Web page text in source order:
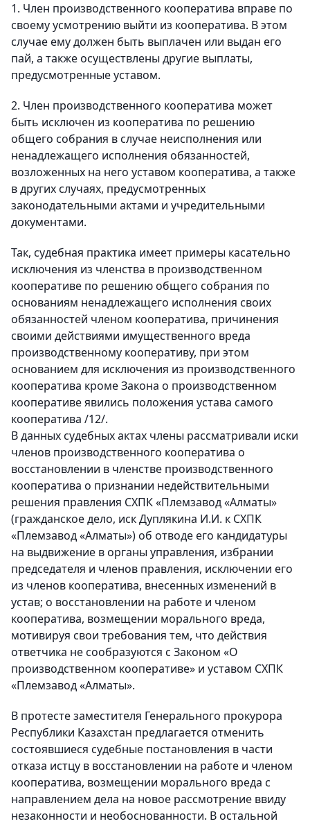
1. Член производственного кооператива вправе по
своему усмотрению выйти из кооператива. В этом
случае ему должен быть выплачен или выдан его
пай, а также осуществлены другие выплаты,
предусмотренные уставом.
2. Член производственного кооператива может
быть исключен из кооператива по решению
общего собрания в случае неисполнения или
ненадлежащего исполнения обязанностей,
возложенных на него уставом кооператива, а также
в других случаях, предусмотренных
законодательными актами и учредительными
документами.
Так, судебная практика имеет примеры касательно
исключения из членства в производственном
кооперативе по решению общего собрания по
основаниям ненадлежащего исполнения своих
обязанностей членом кооператива, причинения
своими действиями имущественного вреда
производственному кооперативу, при этом
основанием для исключения из производственного
кооператива кроме Закона о производственном
кооперативе явились положения устава самого
кооператива /12/.
В данных судебных актах члены рассматривали иски
членов производственного кооператива о
восстановлении в членстве производственного
кооператива о признании недействительными
решения правления СХПК «Племзавод «Алматы»
(гражданское дело, иск Дуплякина И.И. к СХПК
«Племзавод «Алматы») об отводе его кандидатуры
на выдвижение в органы управления, избрании
председателя и членов правления, исключении его
из членов кооператива, внесенных изменений в
устав; о восстановлении на работе и членом
кооператива, возмещении морального вреда,
мотивируя свои требования тем, что действия
ответчика не сообразуются с Законом «О
производственном кооперативе» и уставом СХПК
«Племзавод «Алматы».
В протесте заместителя Генерального прокурора
Республики Казахстан предлагается отменить
состоявшиеся судебные постановления в части
отказа истцу в восстановлении на работе и членом
кооператива, возмещении морального вреда с
направлением дела на новое рассмотрение ввиду
незаконности и необоснованности. В остальной